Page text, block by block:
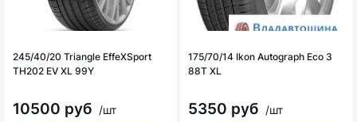
245/40/20 Triangle EffeXSport
TH202 EV XL 99Y
10500 руб /шт
175/70/14 Ikon Autograph Eco 3
88T XL
5350 руб /шт